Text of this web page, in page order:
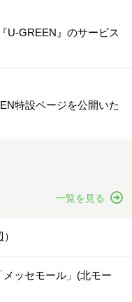
U-GREEN』のサービス
特設ページを公開いた
一覧を見る
ッセモール」(北モー